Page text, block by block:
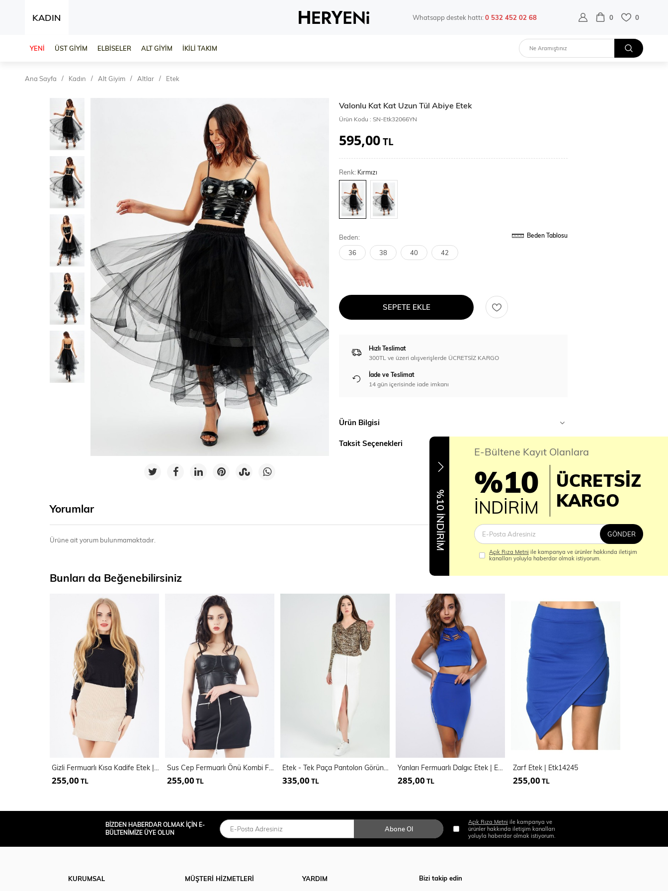
KADIN Whatsapp destek hattı:0 532 452 02 68 0 0
YENİ ÜST GİYİM ELBİSELER ALT GİYİM İKİLİ TAKIM
Ana Sayfa Kadın Alt Giyim Altlar Etek
Valonlu Kat Kat Uzun Tül Abiye Etek
Ürün Kodu : SN-Etk32066YN
595,00TL
Renk: Kırmızı
Beden: Beden Tablosu
36 38 40 42
SEPETE EKLE
Hızlı Teslimat
300TL ve üzeri alışverişlerde ÜCRETSİZ KARGO
İade ve Teslimat
14 gün içerisinde iade imkanı
Ürün Bilgisi
Taksit Seçenekleri
Yorumlar
Ürüne ait yorum bulunmamaktadır.
Bunları da Beğenebilirsiniz
Gizli Fermuarlı Kısa Kadife Etek | Etk32566
255,00 TL
Sus Cep Fermuarlı Önü Kombi Fermuarlı Scuba Etek
255,00 TL
Etek - Tek Paça Pantolon Görünümlü Etek | Etk31579
335,00 TL
Yanları Fermuarlı Dalgıc Etek | Etk14914
285,00 TL
Zarf Etek | Etk14245
255,00 TL
%10 İNDİRİM
E-Bültene Kayıt Olanlara
%10
İNDİRİM
ÜCRETSİZ
KARGO
GÖNDER
Açık Rıza Metni ile kampanya ve ürünler hakkında iletişim
kanalları yoluyla haberdar olmak istiyorum.
BİZDEN HABERDAR OLMAK İÇİN E-
BÜLTENİMİZE ÜYE OLUN
Abone Ol
Açık Rıza Metni ile kampanya ve
ürünler hakkında iletişim kanalları
yoluyla haberdar olmak istiyorum.
KURUMSAL
MÜŞTERİ HİZMETLERİ
YARDIM
Bizi takip edin